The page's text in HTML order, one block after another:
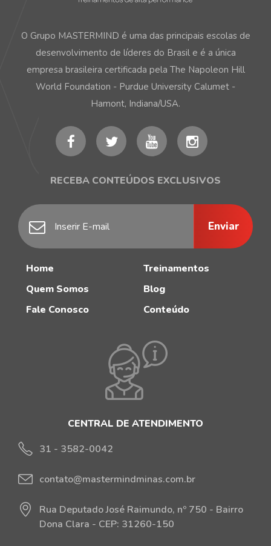
O Grupo MASTERMIND é uma das principais escolas de
desenvolvimento de líderes do Brasil e é a única
empresa brasileira certificada pela The Napoleon Hill
World Foundation - Purdue University Calumet -
Hamont, Indiana/USA.
RECEBA CONTEÚDOS EXCLUSIVOS
Enviar
Home
Treinamentos
Quem Somos
Blog
Fale Conosco
Conteúdo
CENTRAL DE ATENDIMENTO
31 - 3582-0042
contato@mastermindminas.com.br
Rua Deputado José Raimundo, nº 750 - Bairro
Dona Clara - CEP: 31260-150